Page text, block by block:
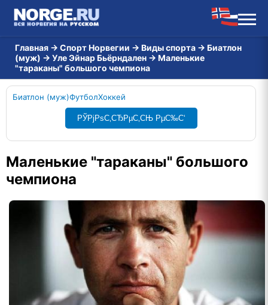
Главная → Спорт Норвегии → Виды спорта → Биатлон
(муж) → Уле Эйнар Бьёрндален → Маленькие
"тараканы" большого чемпиона
Биатлон (муж)ФутболХоккей
РЎРјРѕС‚СЂРµС‚СЊ РµС‰С‘
Маленькие "тараканы" большого
чемпиона